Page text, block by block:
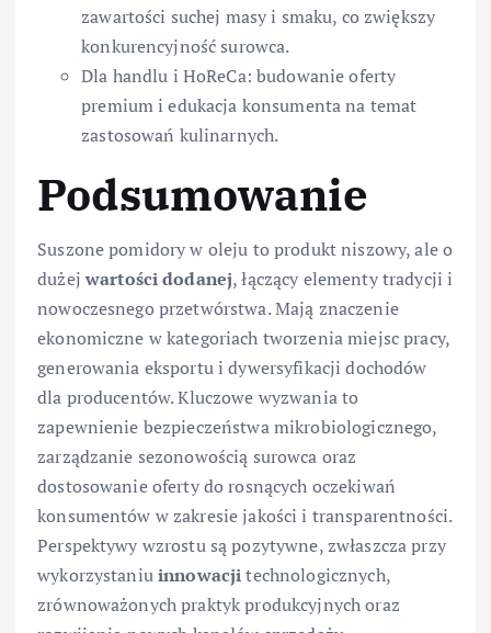
zawartości suchej masy i smaku, co zwiększy
konkurencyjność surowca.
Dla handlu i HoReCa: budowanie oferty
premium i edukacja konsumenta na temat
zastosowań kulinarnych.
Podsumowanie
Suszone pomidory w oleju to produkt niszowy, ale o
dużejwartości dodanej, łączący elementy tradycji i
nowoczesnego przetwórstwa. Mają znaczenie
ekonomiczne w kategoriach tworzenia miejsc pracy,
generowania eksportu i dywersyfikacji dochodów
dla producentów. Kluczowe wyzwania to
zapewnienie bezpieczeństwa mikrobiologicznego,
zarządzanie sezonowością surowca oraz
dostosowanie oferty do rosnących oczekiwań
konsumentów w zakresie jakości i transparentności.
Perspektywy wzrostu są pozytywne, zwłaszcza przy
wykorzystaniuinnowacjitechnologicznych,
zrównoważonych praktyk produkcyjnych oraz